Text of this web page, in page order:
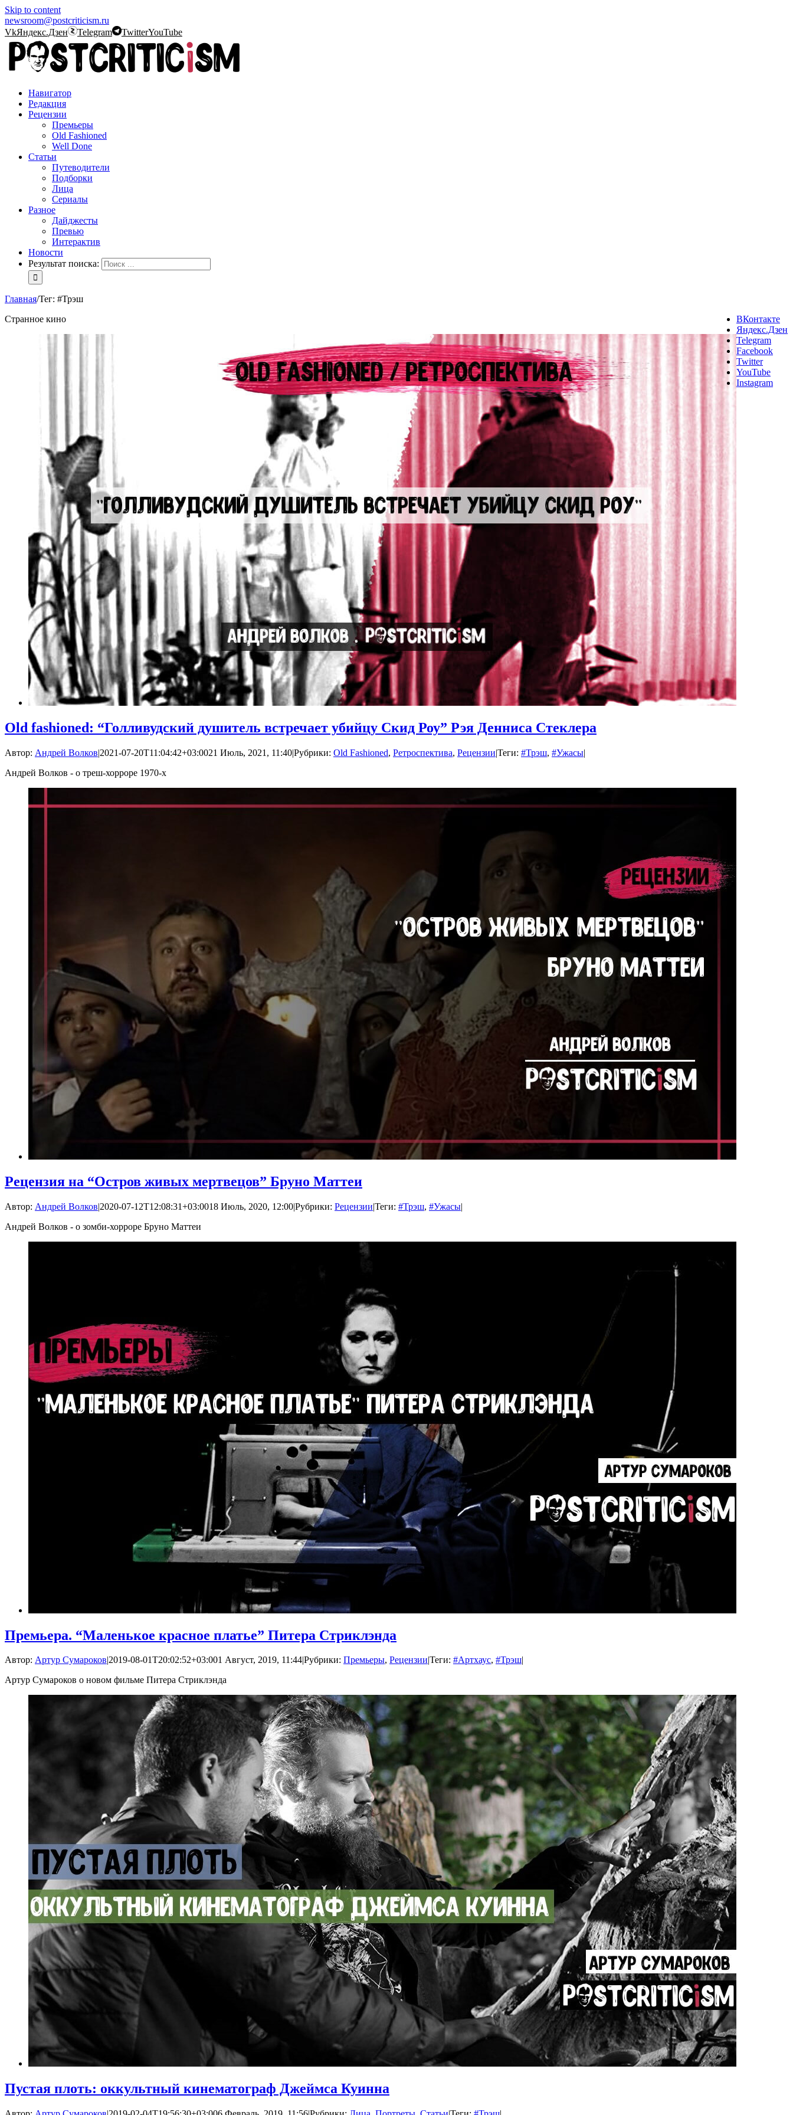
Skip to content
newsroom@postcriticism.ru
VkЯндекс.Дзен Telegram TwitterYouTube
Навигатор
Редакция
Рецензии
Премьеры
Old Fashioned
Well Done
Статьи
Путеводители
Подборки
Лица
Сериалы
Разное
Дайджесты
Превью
Интерактив
Новости
Результат поиска:
Главная/Тег: #Трэш
Странное кино
Old fashioned: “Голливудский душитель встречает убийцу Скид Роу” Рэя Денниса Стеклера
Автор: Андрей Волков|2021-07-20T11:04:42+03:0021 Июль, 2021, 11:40|Рубрики: Old Fashioned, Ретроспектива, Рецензии|Теги: #Трэш, #Ужасы|
Андрей Волков - о треш-хорроре 1970-х
Рецензия на “Остров живых мертвецов” Бруно Маттеи
Автор: Андрей Волков|2020-07-12T12:08:31+03:0018 Июль, 2020, 12:00|Рубрики: Рецензии|Теги: #Трэш, #Ужасы|
Андрей Волков - о зомби-хорроре Бруно Маттеи
Премьера. “Маленькое красное платье” Питера Стриклэнда
Автор: Артур Сумароков|2019-08-01T20:02:52+03:001 Август, 2019, 11:44|Рубрики: Премьеры, Рецензии|Теги: #Артхаус, #Трэш|
Артур Сумароков о новом фильме Питера Стриклэнда
Пустая плоть: оккультный кинематограф Джеймса Куинна
ВКонтакте
Яндекс.Дзен
Telegram
Facebook
Twitter
YouTube
Instagram